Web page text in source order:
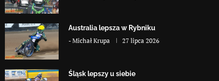
Australia lepsza w Rybniku
-Michał Krupa 27 lipca 2026
Śląsk lepszy u siebie